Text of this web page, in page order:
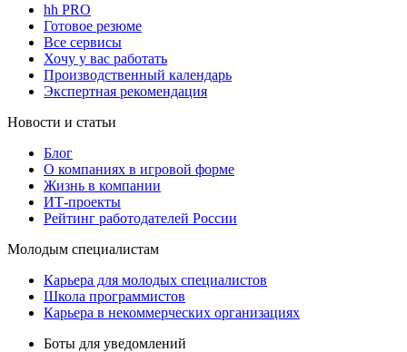
hh PRO
Готовое резюме
Все сервисы
Хочу у вас работать
Производственный календарь
Экспертная рекомендация
Новости и статьи
Блог
О компаниях в игровой форме
Жизнь в компании
ИТ-проекты
Рейтинг работодателей России
Молодым специалистам
Карьера для молодых специалистов
Школа программистов
Карьера в некоммерческих организациях
Боты для уведомлений